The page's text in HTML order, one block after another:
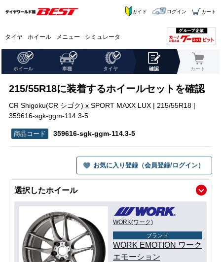
タイヤ ホイール メニュー シミュレータ
ガイド ログイン カート
ホイール 車種 タイヤ 確認 カート
215/55R18に装着するホイールセットを確認
CR Shigoku(CR シゴク) x SPORT MAXX LUX | 215/55R18 |
359616-sgk-ggm-114.3-5
359616-sgk-ggm-114.3-5
お気に入り登録（会員登録/ログイン）
選択したホイール
WORK(ワーク)
ブランド
WORK EMOTION ワーク
エモーション